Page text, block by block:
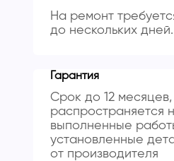
На ремонт
до нескольких дней.
Гарантия
Срок до 12 месяцев,
распространяется
выполненные
установленные
от производителя